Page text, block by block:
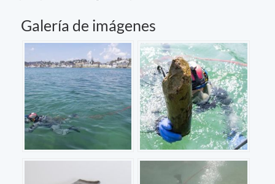
Galería de imágenes